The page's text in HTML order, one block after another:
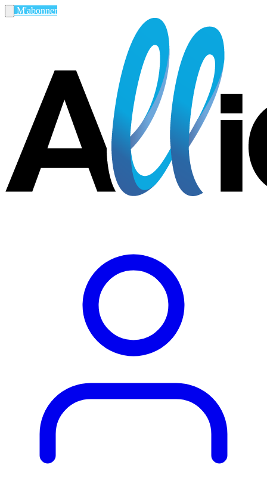
M'abonner